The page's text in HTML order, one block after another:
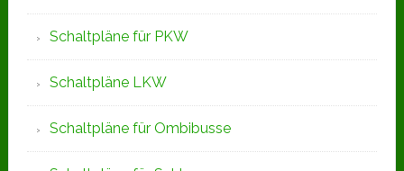
Schaltpläne für PKW
Schaltpläne LKW
Schaltpläne für Ombibusse